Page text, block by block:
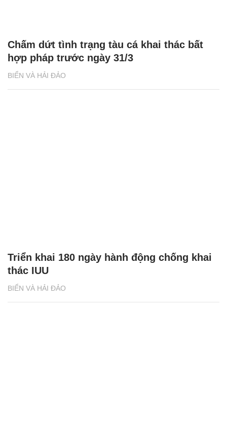
BIỂN VÀ HẢI ĐẢO
Chấm dứt tình trạng tàu cá khai thác bất
hợp pháp trước ngày 31/3
BIỂN VÀ HẢI ĐẢO
Triển khai 180 ngày hành động chống khai
thác IUU